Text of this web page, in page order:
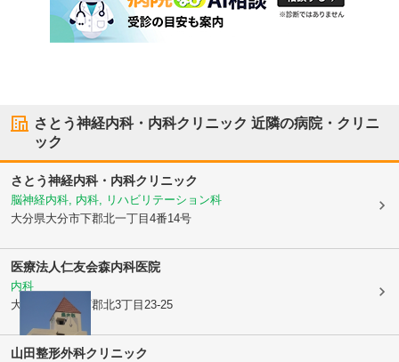
さとう神経内科・内科クリニック 近隣の病院・クリニ
ック
さとう神経内科・内科クリニック
脳神経内科, 内科, リハビリテーション科
大分県大分市下郡北一丁目4番14号
医療法人仁友会森内科医院
内科
大分県大分市
下郡北3丁目23-25
山田整形外科クリニック